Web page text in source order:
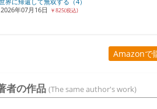
2026年07月16日
￥825(税込)
Amazonで
者の作品 (The same author's work)